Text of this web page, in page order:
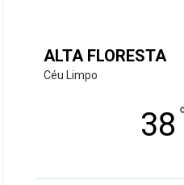
ALTA FLORESTA
Céu Limpo
38